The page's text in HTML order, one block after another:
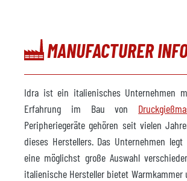
MANUFACTURER
Idra ist ein italienisches Unternehmen
Erfahrung im Bau von
Peripheriegeräte gehören seit vielen
dieses Herstellers. Das Unternehmen
eine möglichst große Auswahl
italienische Hersteller bietet Warmkammer